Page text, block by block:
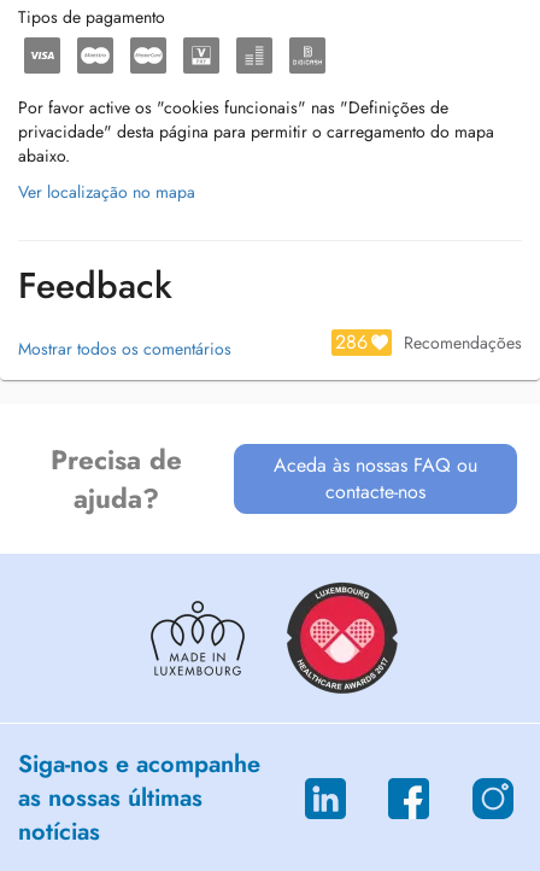
Tipos de pagamento
Por favor active os "cookies funcionais" nas "Definições de
privacidade" desta página para permitir o carregamento do mapa
abaixo.
Ver localização no mapa
Feedback
Mostrar todos os comentários 286 Recomendações
Precisa de
ajuda?
Aceda às nossas FAQ ou
contacte-nos
Siga-nos e acompanhe
as nossas últimas
notícias